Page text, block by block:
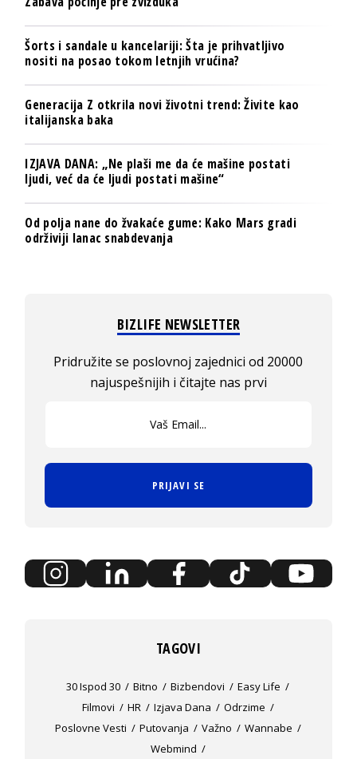
Šorts i sandale u kancelariji: Šta je prihvatljivo
nositi na posao tokom letnjih vrućina?
Generacija Z otkrila novi životni trend: Živite kao
italijanska baka
IZJAVA DANA: „Ne plaši me da će mašine postati
ljudi, već da će ljudi postati mašine“
Od polja nane do žvakaće gume: Kako Mars gradi
održiviji lanac snabdevanja
BIZLIFE NEWSLETTER
Pridružite se poslovnoj zajednici od 20000
najuspešnijih i čitajte nas prvi
PRIJAVI SE
TAGOVI
30 Ispod 30 Bitno Bizbendovi
Easy Life
Filmovi
HR Izjava Dana
Odrzime
Poslovne Vesti
Putovanja Važno
Wannabe
Webmind